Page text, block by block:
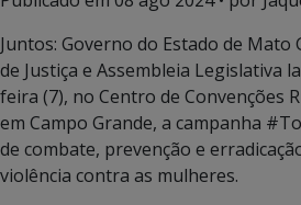
Juntos: Governo do Estado de
de Justiça e Assembleia Legislativa
feira (7), no Centro de Convenções
em Campo Grande, a campanha
de combate, prevenção e
violência contra as mulheres.